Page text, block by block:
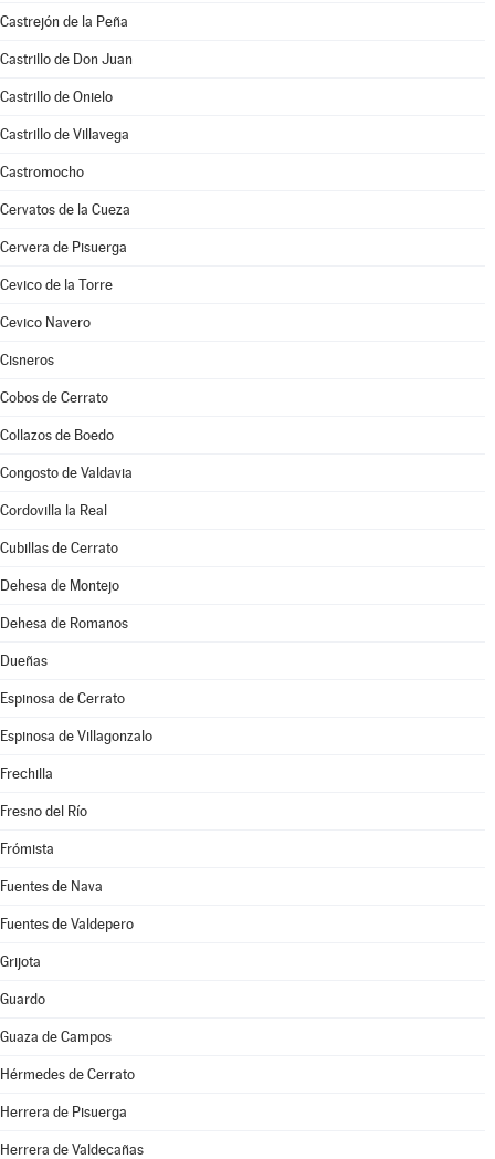
Castrejón de la Peña
Castrillo de Don Juan
Castrillo de Onielo
Castrillo de Villavega
Castromocho
Cervatos de la Cueza
Cervera de Pisuerga
Cevico de la Torre
Cevico Navero
Cisneros
Cobos de Cerrato
Collazos de Boedo
Congosto de Valdavia
Cordovilla la Real
Cubillas de Cerrato
Dehesa de Montejo
Dehesa de Romanos
Dueñas
Espinosa de Cerrato
Espinosa de Villagonzalo
Frechilla
Fresno del Río
Frómista
Fuentes de Nava
Fuentes de Valdepero
Grijota
Guardo
Guaza de Campos
Hérmedes de Cerrato
Herrera de Pisuerga
Herrera de Valdecañas